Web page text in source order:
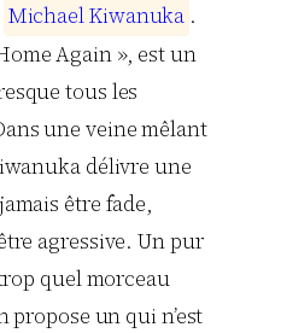
MichaelKiwanuka .
Again », est un
tous les
une veine mêlant
délivre une
être fade,
agressive. Un pur
quel morceau
propose un qui n’est